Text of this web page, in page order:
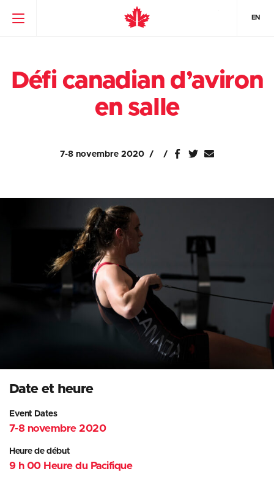
EN
Défi canadian d’aviron
en salle
7-8 novembre 2020
Date et heure
Event Dates
7-8 novembre 2020
Heure de début
9 h 00 Heure du Pacifique